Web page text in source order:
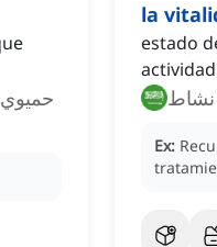
la
estado
نشاط
Ex: